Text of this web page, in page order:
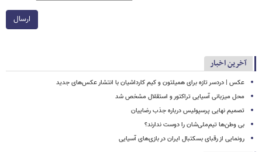
ارسال
آخرین اخبار
عکس | دردسر تازه برای همیلتون و کیم کارداشیان با انتشار عکس‌های جدید
محل میزبانی آسیایی تراکتور و استقلال مشخص شد
تصمیم نهایی پرسپولیس درباره جذب رضاییان
بی وطن‌ها تیم‌ملی‌شان را دوست ندارند؟
رونمایی از رقبای بسکتبال ایران در بازی‌های آسیایی